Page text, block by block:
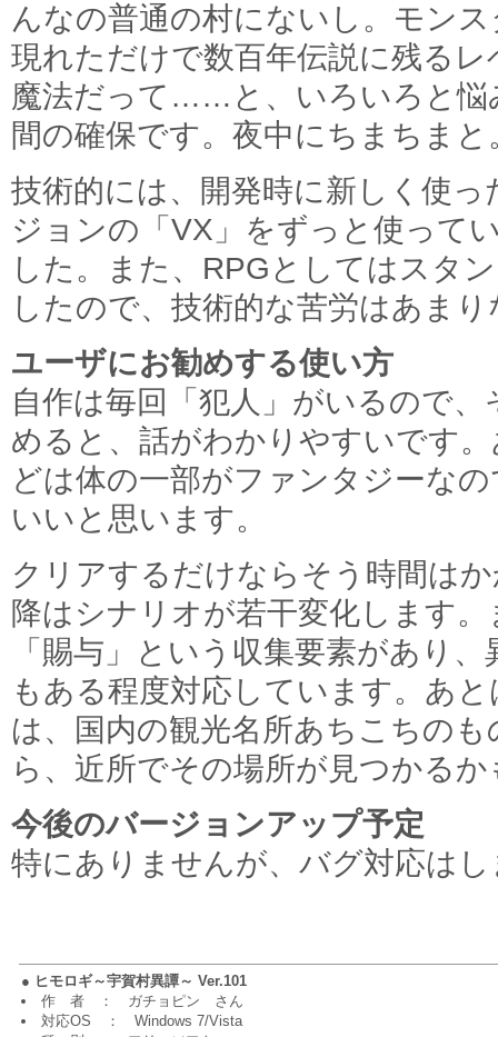
んなの普通の村にないし。モン
現れただけで数百年伝説に残る
魔法だって……と、いろいろと悩
間の確保です。夜中にちまちまと
技術的には、開発時に新しく使
ジョンの「VX」をずっと使って
した。また、RPGとしてはスタ
したので、技術的な苦労はあま
ユーザにお勧めする使い方
自作は毎回「犯人」がいるので
めると、話がわかりやすいです
どは体の一部がファンタジーな
いいと思います。
クリアするだけならそう時間は
降はシナリオが若干変化します
「賜与」という収集要素があり
もある程度対応しています。あ
は、国内の観光名所あちこちの
ら、近所でその場所が見つかるか
今後のバージョンアップ予定
特にありませんが、バグ対応は
● ヒモロギ～宇賀村異譚～ Ver.101
作 者 ： ガチョピン さん
対応OS ： Windows 7/Vista